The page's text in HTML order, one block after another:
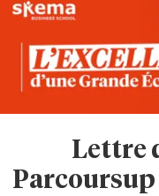
Lettre